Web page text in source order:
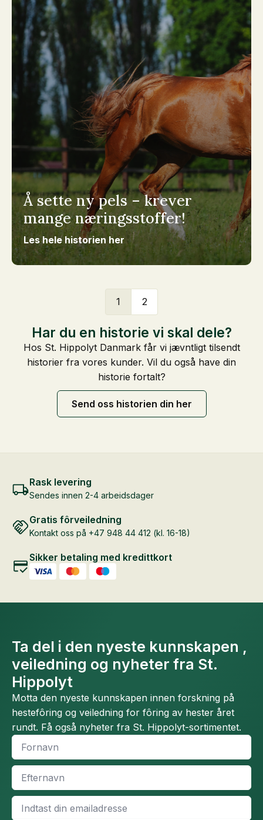
Å sette ny pels – krever
mange næringsstoffer!
Les hele historien her
1 2
Har du en historie vi skal dele?
Hos St. Hippolyt Danmark får vi jævntligt tilsendt
historier fra vores kunder. Vil du også have din
historie fortalt?
Send oss historien din her
Rask levering
Sendes innen 2-4 arbeidsdager
Gratis fôrveiledning
Kontakt oss på +47 948 44 412 (kl. 16-18)
Sikker betaling med kredittkort
Ta del i den nyeste kunnskapen ,
veiledning og nyheter fra St.
Hippolyt
Motta den nyeste kunnskapen innen forskning på
hestefôring og veiledning for fôring av hester året
rundt. Få også nyheter fra St. Hippolyt-sortimentet.
Fornavn
Efternavn
Email